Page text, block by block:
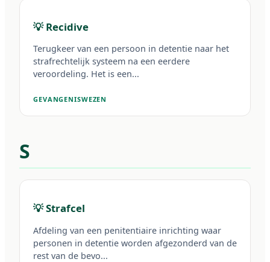
💡 Recidive
Terugkeer van een persoon in detentie naar het
strafrechtelijk systeem na een eerdere
veroordeling. Het is een...
GEVANGENISWEZEN
S
💡 Strafcel
Afdeling van een penitentiaire inrichting waar
personen in detentie worden afgezonderd van de
rest van de bevo...